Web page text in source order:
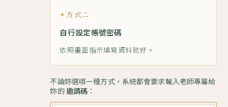
方式二
自行設定帳號密碼
依照畫面指示填寫資料就好。
不論妳選哪一種方式，系統都會要求輸入老師專屬給
妳的邀請碼 ：